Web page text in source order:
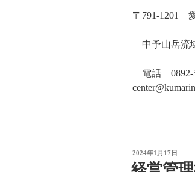
〒791-1201
中予山岳流
電話 0892-
投
稿
2024年1月17日